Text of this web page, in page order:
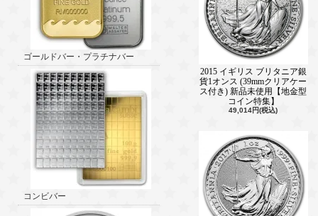
ゴールドバー・プラチナバー
コンビバー
2015 イギリス ブリタニア銀
貨1オンス (39mmクリアケー
ス付き) 新品未使用【地金型
コイン特集】
49,014円(税込)